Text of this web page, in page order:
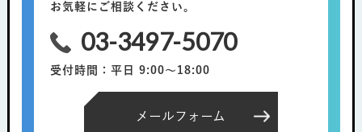
お気軽にご相談ください。
03-3497-5070
受付時間：平日 9:00～18:00
メールフォーム